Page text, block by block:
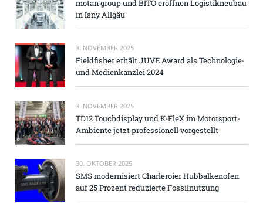
motan group und BITO eröffnen Logistikneubau
in Isny Allgäu
3. NOVEMBER 2025
Fieldfisher erhält JUVE Award als Technologie-
und Medienkanzlei 2024
3. NOVEMBER 2025
TD12 Touchdisplay und K-FleX im Motorsport-
Ambiente jetzt professionell vorgestellt
30. OKTOBER 2025
SMS modernisiert Charleroier Hubbalkenofen
auf 25 Prozent reduzierte Fossilnutzung